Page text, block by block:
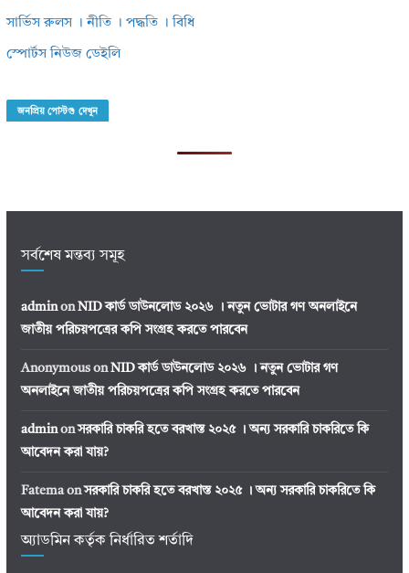
সার্ভিস রুলস । নীতি । পদ্ধতি । বিধি
স্পোর্টস নিউজ ডেইলি
জনপ্রিয় পোস্টগু দেখুন
সর্বশেষ মন্তব্য সমূহ
adminonNID কার্ড ডাউনলোড ২০২৬ । নতুন ভোটার গণ অনলাইনে
জাতীয় পরিচয়পত্রের কপি সংগ্রহ করতে পারবেন
AnonymousonNID কার্ড ডাউনলোড ২০২৬ । নতুন ভোটার গণ
অনলাইনে জাতীয় পরিচয়পত্রের কপি সংগ্রহ করতে পারবেন
adminonসরকারি চাকরি হতে বরখাস্ত ২০২৫ । অন্য সরকারি চাকরিতে কি
আবেদন করা যায়?
Fatemaonসরকারি চাকরি হতে বরখাস্ত ২০২৫ । অন্য সরকারি চাকরিতে কি
আবেদন করা যায়?
অ্যাডমিন কর্তৃক নির্ধারিত শর্তাদি